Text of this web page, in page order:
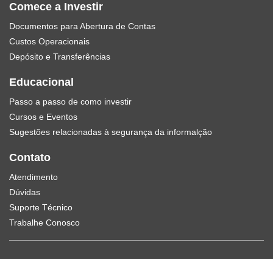
Comece a Investir
Documentos para Abertura de Contas
Custos Operacionais
Depósito e Transferências
Educacional
Passo a passo de como investir
Cursos e Eventos
Sugestões relacionadas à segurança da informalção
Contato
Atendimento
Dúvidas
Suporte Técnico
Trabalhe Conosco